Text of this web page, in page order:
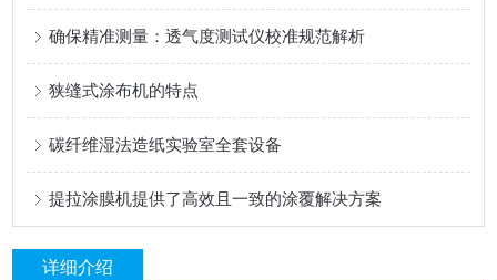
确保精准测量：透气度测试仪校准规范解析
狭缝式涂布机的特点
碳纤维湿法造纸实验室全套设备
提拉涂膜机提供了高效且一致的涂覆解决方案
详细介绍